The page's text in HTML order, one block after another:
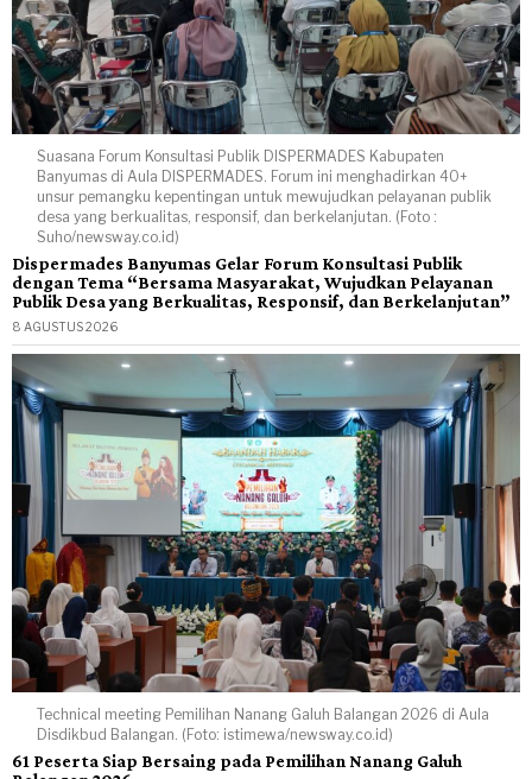
Suasana Forum Konsultasi Publik DISPERMADES Kabupaten
Banyumas di Aula DISPERMADES. Forum ini menghadirkan 40+
unsur pemangku kepentingan untuk mewujudkan pelayanan publik
desa yang berkualitas, responsif, dan berkelanjutan. (Foto :
Suho/newsway.co.id)
Dispermades Banyumas Gelar Forum Konsultasi Publik
dengan Tema “Bersama Masyarakat, Wujudkan Pelayanan
Publik Desa yang Berkualitas, Responsif, dan Berkelanjutan”
8 AGUSTUS 2026
Technical meeting Pemilihan Nanang Galuh Balangan 2026 di Aula
Disdikbud Balangan. (Foto: istimewa/newsway.co.id)
61 Peserta Siap Bersaing pada Pemilihan Nanang Galuh